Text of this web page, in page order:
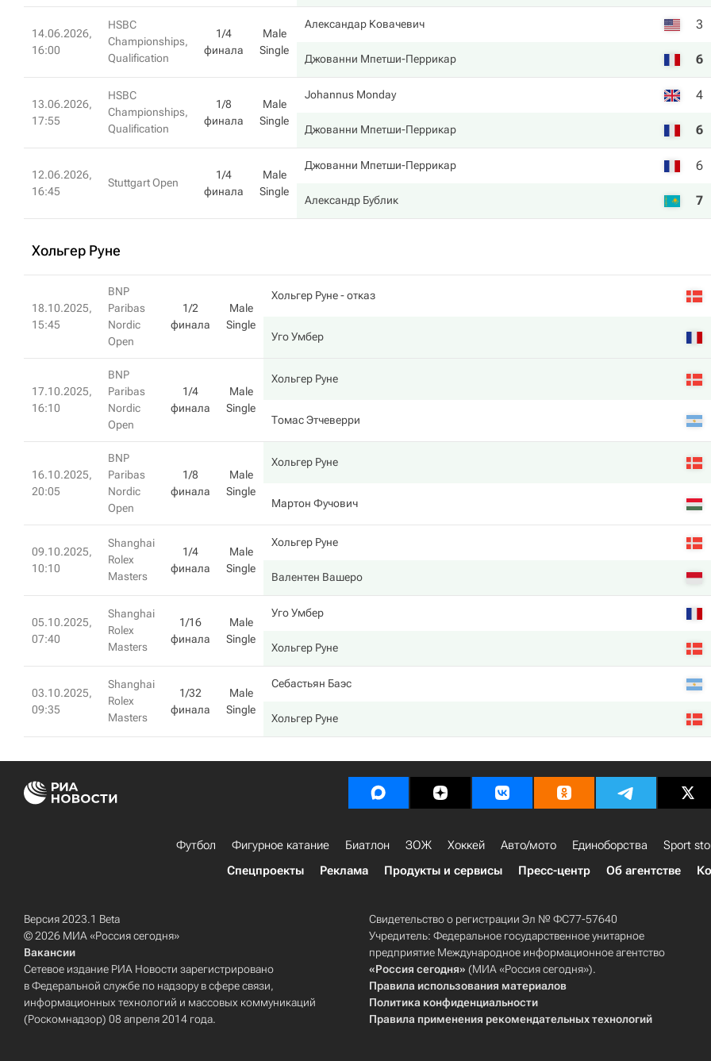
14.06.2026,
16:00
HSBC
Championships,
Qualification
1/4
финала
Male
Single
Александар Ковачевич 3
Джованни Мпетши-Перрикар 6
13.06.2026,
17:55
HSBC
Championships,
Qualification
1/8
финала
Male
Single
Johannus Monday 4
Джованни Мпетши-Перрикар 6
12.06.2026,
16:45
Stuttgart Open
1/4
финала
Male
Single
Джованни Мпетши-Перрикар 6
Александр Бублик 7
Хольгер Руне
18.10.2025,
15:45
BNP
Paribas
Nordic
Open
1/2
финала
Male
Single
Хольгер Руне- отказ
Уго Умбер
17.10.2025,
16:10
BNP
Paribas
Nordic
Open
1/4
финала
Male
Single
Хольгер Руне
Томас Этчеверри
16.10.2025,
20:05
BNP
Paribas
Nordic
Open
1/8
финала
Male
Single
Хольгер Руне
Мартон Фучович
09.10.2025,
10:10
Shanghai
Rolex
Masters
1/4
финала
Male
Single
Хольгер Руне
Валентен Вашеро
05.10.2025,
07:40
Shanghai
Rolex
Masters
1/16
финала
Male
Single
Уго Умбер
Хольгер Руне
03.10.2025,
09:35
Shanghai
Rolex
Masters
1/32
финала
Male
Single
Себастьян Баэс
Хольгер Руне
Футбол Фигурное катание Биатлон ЗОЖ Хоккей Авто/мото Единоборства Sport
Спецпроекты
Реклама Продукты и сервисы Пресс-центр Об агентстве
Версия 2023.1 Beta
© 2026 МИА «Россия сегодня»
Вакансии
Сетевое издание РИА Новости зарегистрировано
в Федеральной службе по надзору в сфере связи,
информационных технологий и массовых коммуникаций
(Роскомнадзор) 08 апреля 2014 года.
Свидетельство о регистрации Эл № ФС77-57640
Учредитель: Федеральное государственное унитарное
предприятие Международное информационное агентство
«Россия сегодня» (МИА «Россия сегодня»).
Правила использования материалов
Политика конфиденциальности
Правила применения рекомендательных технологий